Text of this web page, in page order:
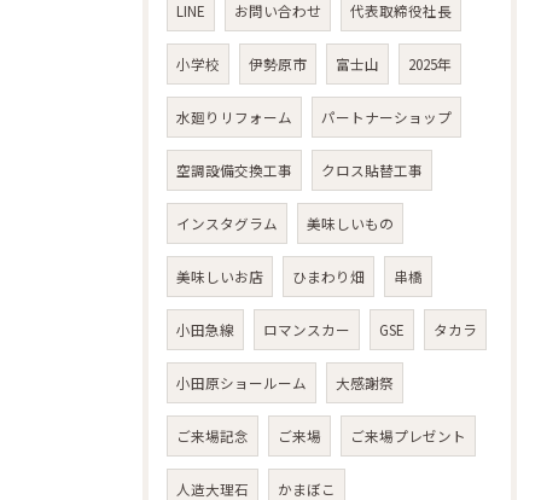
LINE お問い合わせ 代表取締役社長
小学校 伊勢原市 富士山 2025年
水廻りリフォーム パートナーショップ
空調設備交換工事 クロス貼替工事
インスタグラム 美味しいもの
美味しいお店 ひまわり畑 串橋
小田急線 ロマンスカー GSE タカラ
小田原ショールーム 大感謝祭
ご来場記念 ご来場 ご来場プレゼント
人造大理石 かまぼこ